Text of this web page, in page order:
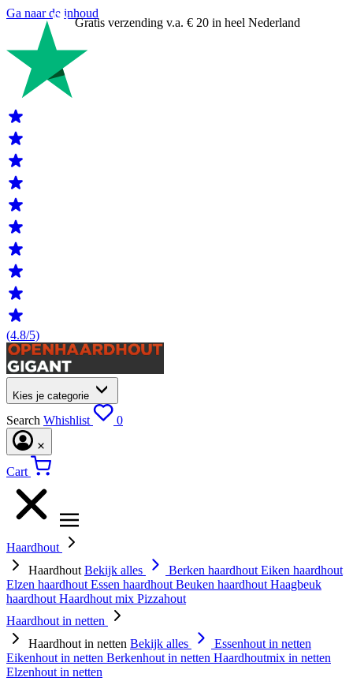
Ga naar de inhoud
Gratis verzending v.a. € 20 in heel Nederland
(4.8/5)
Kies je categorie
Search Whishlist 0
Cart
Haardhout
Haardhout Bekijk alles Berken haardhout Eiken haardhout
Elzen haardhout Essen haardhout Beuken haardhout Haagbeuk
haardhout Haardhout mix Pizzahout
Haardhout in netten
Haardhout in netten Bekijk alles
Essenhout in netten
Eikenhout in netten Berkenhout in netten Haardhoutmix in netten
Elzenhout in netten